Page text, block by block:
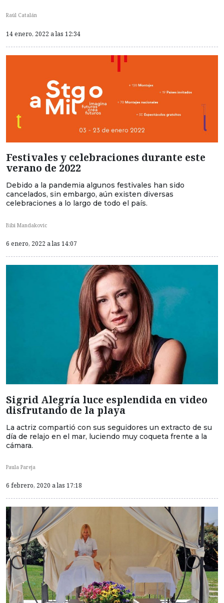
Raúl Catalán
14 enero, 2022 a las 12:34
Festivales y celebraciones durante este
verano de 2022
Debido a la pandemia algunos festivales han sido
cancelados, sin embargo, aún existen diversas
celebraciones a lo largo de todo el país.
Bibi Mandakovic
6 enero, 2022 a las 14:07
Sigrid Alegría luce esplendida en video
disfrutando de la playa
La actriz compartió con sus seguidores un extracto de su
día de relajo en el mar, luciendo muy coqueta frente a la
cámara.
Paula Pareja
6 febrero, 2020 a las 17:18